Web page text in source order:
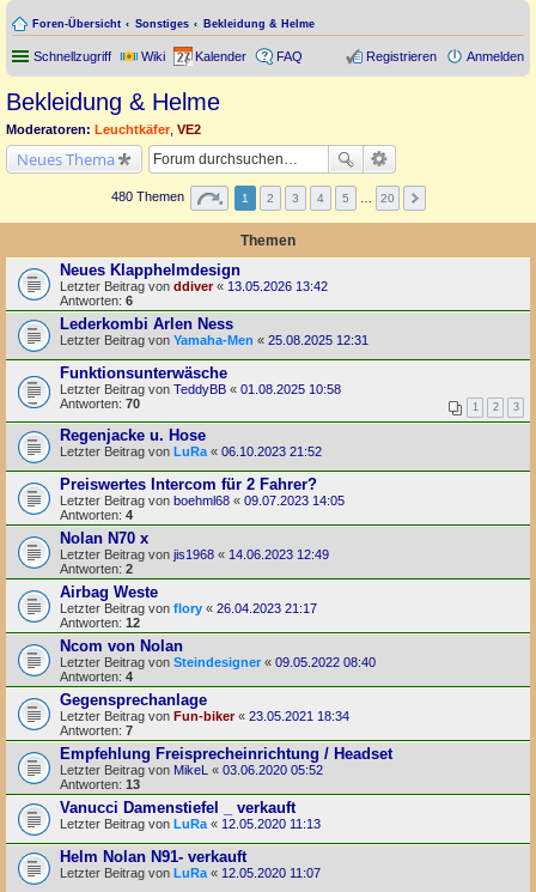
Foren-Übersicht Sonstiges Bekleidung & Helme
Schnellzugriff Wiki Kalender FAQ Anmelden
Registrieren
Bekleidung & Helme
Moderatoren: Leuchtkäfer VE2
Neues Thema
480 Themen 1 2 3 4 5 20
Themen
Neues Klapphelmdesign
Letzter Beitrag von ddiver« 13.05.2026 13:42
Antworten: 6
Lederkombi Arlen Ness
Letzter Beitrag von Yamaha-Men « 25.08.2025 12:31
Funktionsunterwäsche
Letzter Beitrag von TeddyBB « 01.08.2025 10:58
Antworten: 70 1 2 3
Regenjacke u. Hose
Letzter Beitrag von LuRa « 06.10.2023 21:52
Preiswertes Intercom für 2 Fahrer?
Letzter Beitrag von boehml68 « 09.07.2023 14:05
Antworten: 4
Nolan N70 x
Letzter Beitrag von jis1968 « 14.06.2023 12:49
Antworten: 2
Airbag Weste
Letzter Beitrag von flory « 26.04.2023 21:17
Antworten: 12
Ncom von Nolan
Letzter Beitrag von Steindesigner « 09.05.2022 08:40
Antworten: 4
Gegensprechanlage
Letzter Beitrag von Fun-biker« 23.05.2021 18:34
Antworten: 7
Empfehlung Freisprecheinrichtung / Headset
Letzter Beitrag von MikeL « 03.06.2020 05:52
Antworten: 13
Vanucci Damenstiefel _ verkauft
Letzter Beitrag von LuRa « 12.05.2020 11:13
Helm Nolan N91- verkauft
Letzter Beitrag von LuRa « 12.05.2020 11:07